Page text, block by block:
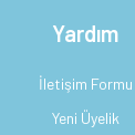
Yardım
İletişim Formu
Yeni Üyelik